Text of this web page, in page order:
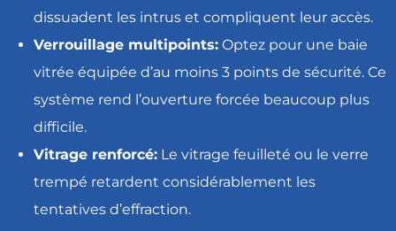
dissuadent les intrus et compliquent leur accès.
Verrouillage multipoints:Optez pour une baie
vitrée équipée d’au moins 3 points de sécurité. Ce
système rend l’ouverture forcée beaucoup plus
difficile.
Vitrage renforcé:Le vitrage feuilleté ou le verre
trempé retardent considérablement les
tentatives d’effraction.